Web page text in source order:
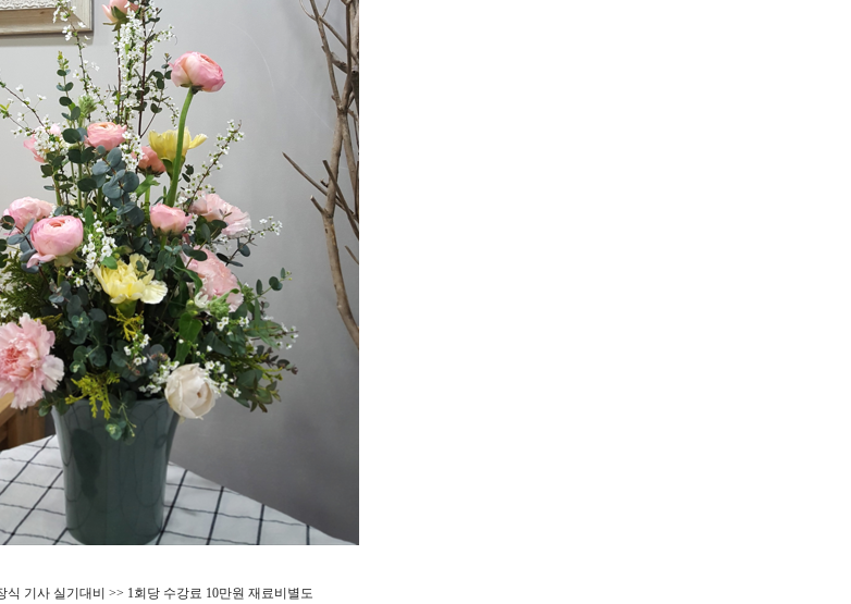
식 기사 실기대비 >> 1회당 수강료 10만원 재료비별도